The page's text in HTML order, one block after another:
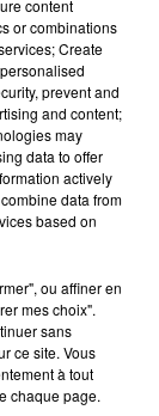
:
content
or combinations
Create
prevent and
and content;
may
data to offer
actively
data from
based on
ou affiner en
mes choix".
sans
ce site. Vous
à tout
chaque page.